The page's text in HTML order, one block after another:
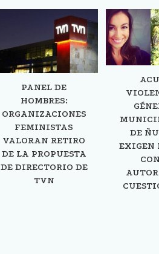
PANEL DE
HOMBRES:
ORGANIZACIONES
FEMINISTAS
VALORAN RETIRO
DE LA PROPUESTA
DE DIRECTORIO DE
TVN
DE
EXIGEN